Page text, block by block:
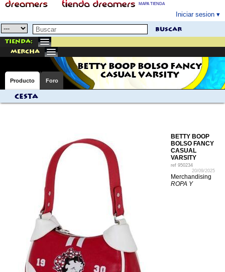
MAPA TIENDA
Iniciar sesion
buscar
Tienda:
mercha
BETTY BOOP BOLSO FANCY
CASUAL VARSITY
Producto Foro
Cesta
BETTY BOOP
BOLSO FANCY
CASUAL
VARSITY
ref 950234
20/09/2025
Merchandising
ROPA Y